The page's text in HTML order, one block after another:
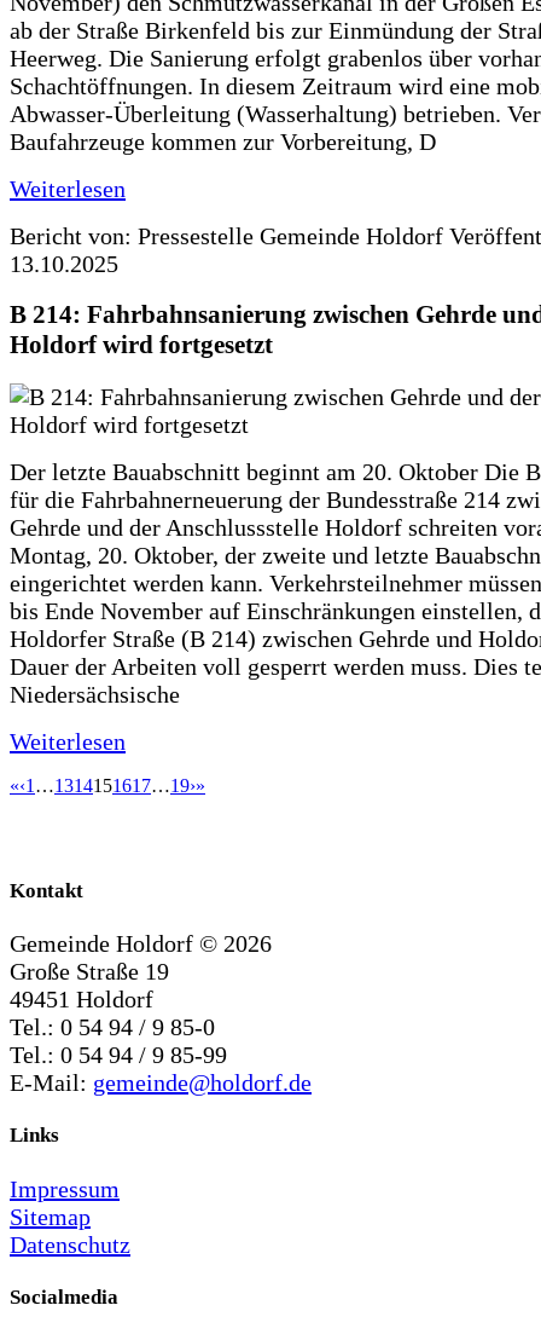
ab der Straße Birkenfeld bis zur Einmündung der
Heerweg. Die Sanierung erfolgt grabenlos über
Schachtöffnungen. In diesem Zeitraum wird eine
Abwasser-Überleitung (Wasserhaltung) betrieben.
Baufahrzeuge kommen zur Vorbereitung, D
Weiterlesen
Bericht von: Pressestelle Gemeinde Holdorf
13.10.2025
B 214: Fahrbahnsanierung zwischen Gehrde
Holdorf wird fortgesetzt
Der letzte Bauabschnitt beginnt am 20. Oktober Die
für die Fahrbahnerneuerung der Bundesstraße 214
Gehrde und der Anschlussstelle Holdorf schreiten
Montag, 20. Oktober, der zweite und letzte
eingerichtet werden kann. Verkehrsteilnehmer
bis Ende November auf Einschränkungen einstellen,
Holdorfer Straße (B 214) zwischen Gehrde und
Dauer der Arbeiten voll gesperrt werden muss. Dies
Niedersächsische
Weiterlesen
«‹1 …1314151617…19›»
Kontakt
Gemeinde Holdorf © 2026
Große Straße 19
49451 Holdorf
Tel.: 0 54 94 / 9 85-0
Tel.: 0 54 94 / 9 85-99
E-Mail: gemeinde@holdorf.de
Links
Impressum
Sitemap
Datenschutz
Socialmedia